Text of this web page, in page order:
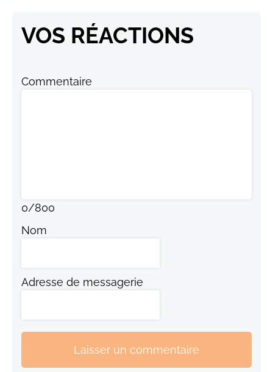
VOS RÉACTIONS
Commentaire
0/800
Nom
Adresse de messagerie
Laisser un commentaire